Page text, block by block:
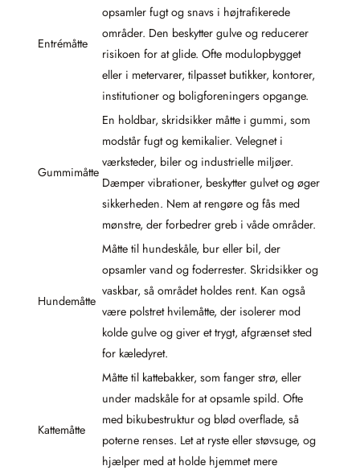
Entrémåtte
opsamler fugt og snavs i højtrafikerede
områder. Den beskytter gulve og reducerer
risikoen for at glide. Ofte modulopbygget
eller i metervarer, tilpasset butikker, kontorer,
institutioner og boligforeningers opgange.
Gummimåtte
En holdbar, skridsikker måtte i gummi, som
modstår fugt og kemikalier. Velegnet i
værksteder, biler og industrielle miljøer.
Dæmper vibrationer, beskytter gulvet og øger
sikkerheden. Nem at rengøre og fås med
mønstre, der forbedrer greb i våde områder.
Hundemåtte
Måtte til hundeskåle, bur eller bil, der
opsamler vand og foderrester. Skridsikker og
vaskbar, så området holdes rent. Kan også
være polstret hvilemåtte, der isolerer mod
kolde gulve og giver et trygt, afgrænset sted
for kæledyret.
Kattemåtte
Måtte til kattebakker, som fanger strø, eller
under madskåle for at opsamle spild. Ofte
med bikubestruktur og blød overflade, så
poterne renses. Let at ryste eller støvsuge, og
hjælper med at holde hjemmet mere